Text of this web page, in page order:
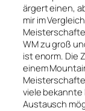
ärgert einen,
mir im
WM zu groß
ist enorm. Die
einem
viele
Austausch